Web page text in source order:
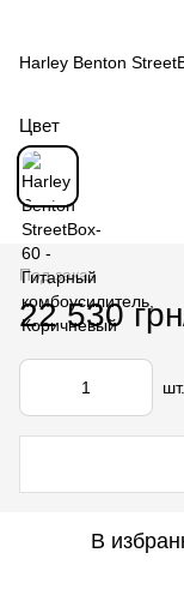
Harley Benton
Цвет
Под заказ
22 530
шт.
В